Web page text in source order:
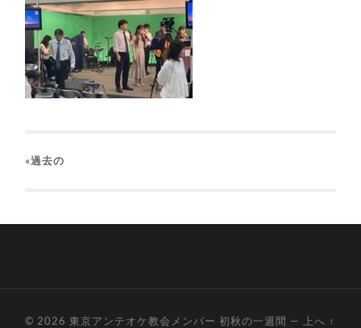
«過去の
© 2026東京アンテオケ教会メンバー 初秋の一週間 — 上へ ↑